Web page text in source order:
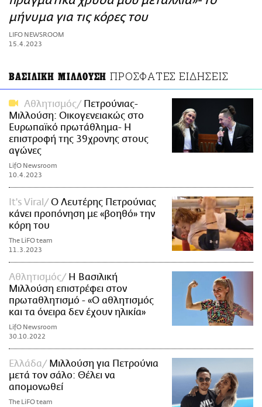
ΑΜΠΑ
PRINT
μήνυμα για τις κόρες του
LIFO NEWSROOM
15.4.2023
ΒΑΣΙΛΙΚΗ ΜΙΛΛΟΥΣΗ ΠΡΟΣΦΑΤΕΣ ΕΙΔΗΣΕΙΣ
Αθλητισμός
Πετρούνιας-
Μιλλούση: Οικογενειακώς στο
Ευρωπαϊκό πρωτάθλημα- Η
επιστροφή της 39χρονης στους
αγώνες
LifO Newsroom
10.4.2023
It's Viral
Ο Λευτέρης Πετρούνιας
κάνει προπόνηση με «βοηθό» την
κόρη του
The LiFO team
11.3.2023
Αθλητισμός
Η Βασιλική
Μιλλούση επιστρέφει στον
πρωταθλητισμό - «Ο αθλητισμός
και τα όνειρα δεν έχουν ηλικία»
LifO Newsroom
30.10.2022
Ελλάδα
Μιλλούση για Πετρούνια
μετά τον σάλο: Θέλει να
απομονωθεί
The LiFO team